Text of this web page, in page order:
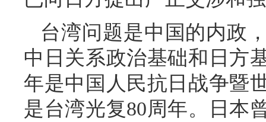
台湾问题是中国的内政
中日关系政治基础和日方
年是中国人民抗日战争暨
是台湾光复80周年。日本